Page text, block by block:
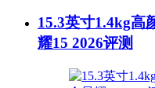
15.3英寸1.4kg高
耀15 2026评测